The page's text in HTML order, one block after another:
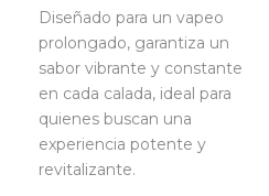
Diseñado para un vapeo
prolongado, garantiza un
sabor vibrante y constante
en cada calada, ideal para
quienes buscan una
experiencia potente y
revitalizante.